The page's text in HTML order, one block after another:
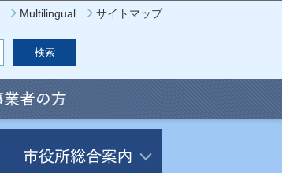
Multilingual サイトマップ